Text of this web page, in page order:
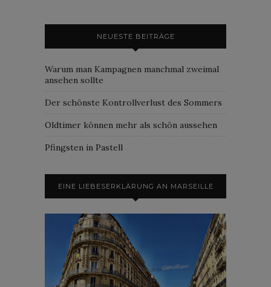
NEUESTE BEITRÄGE
Warum man Kampagnen manchmal zweimal
ansehen sollte
Der schönste Kontrollverlust des Sommers
Oldtimer können mehr als schön aussehen
Pfingsten in Pastell
EINE LIEBESERKLÄRUNG AN MARSEILLE